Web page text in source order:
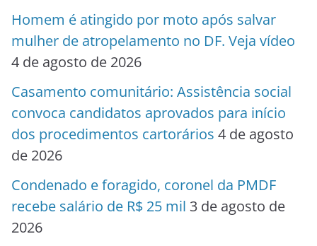
Homem é atingido por moto após salvar
mulher de atropelamento no DF. Veja vídeo
4 de agosto de 2026
Casamento comunitário: Assistência social
convoca candidatos aprovados para início
dos procedimentos cartorários 4 de agosto
de 2026
Condenado e foragido, coronel da PMDF
recebe salário de R$ 25 mil 3 de agosto de
2026